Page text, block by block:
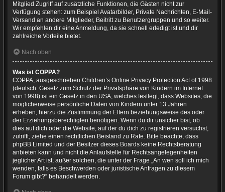
Mitglied Zugriff auf zusätzliche Funktionen, die Gästen nicht zur
Verfügung stehen: zum Beispiel Avatarbilder, Private Nachrichten, E-Mail-
Versand an andere Mitglieder, Beitritt zu Benutzergruppen und so weiter.
Wir empfehlen dir eine Anmeldung, da sie schnell erledigt ist und dir
zahlreiche Vorteile bietet.
Nach oben
Was ist COPPA?
COPPA, ausgeschrieben Children’s Online Privacy Protection Act of 1998
(deutsch: Gesetz zum Schutz der Privatsphäre von Kindern im Internet
von 1998) ist ein Gesetz in den USA, welches festlegt, dass Websites, die
möglicherweise persönliche Daten von Kindern unter 13 Jahren
erheben, hierzu die Zustimmung der Eltern beziehungsweise des oder
der Erziehungsberechtigten benötigen. Wenn du dir unsicher bist, ob
dies auf dich oder die Website, auf der du dich zu registrieren versuchst,
zutrifft, ziehe einen rechtlichen Beistand zu Rate. Bitte beachte, dass
phpBB Limited und der Besitzer dieses Boards keine Rechtsberatung
anbieten kann und nicht die Anlaufstelle für Rechtsangelegenheiten
jeglicher Art ist; außer solchen, die unter der Frage „An wen soll ich mich
wenden, falls es Beschwerden oder juristische Anfragen zu diesem
Forum gibt?“ behandelt werden.